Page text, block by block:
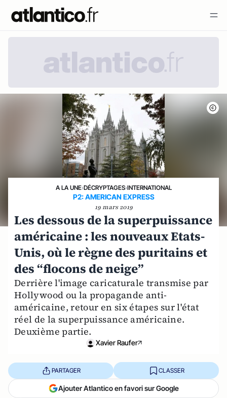
A LA UNE›DÉCRYPTAGES›INTERNATIONAL
P2: AMERICAN EXPRESS
19 mars 2019
Les dessous de la superpuissance
américaine : les nouveaux Etats-
Unis, où le règne des puritains et
des “flocons de neige”
Derrière l'image caricaturale transmise par
Hollywood ou la propagande anti-
américaine, retour en six étapes sur l'état
réel de la superpuissance américaine.
Deuxième partie.
Xavier Raufer
PARTAGER CLASSER
Ajouter Atlantico en favori sur Google